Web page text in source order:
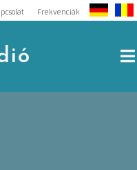
Frekvenciák